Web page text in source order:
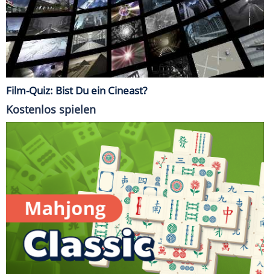
Film-Quiz: Bist Du ein Cineast?
Kostenlos spielen